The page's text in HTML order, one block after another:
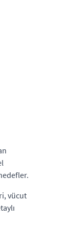
vücut